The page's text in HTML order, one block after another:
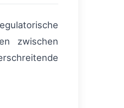
zwischen